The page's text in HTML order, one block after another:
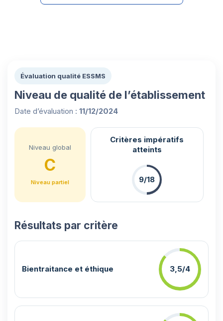
Évaluation qualité ESSMS
Niveau de qualité de l’établissement
Date d’évaluation : 11/12/2024
Niveau global
C
Niveau partiel
Critères impératifs
atteints
9/18
Résultats par critère
Bientraitance et éthique 3,5/4